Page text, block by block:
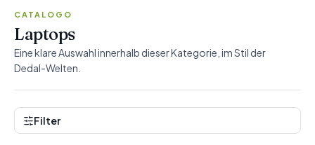
CATALOGO
Laptops
Eine klare Auswahl innerhalb dieser Kategorie, im Stil der
Dedal-Welten.
Filter